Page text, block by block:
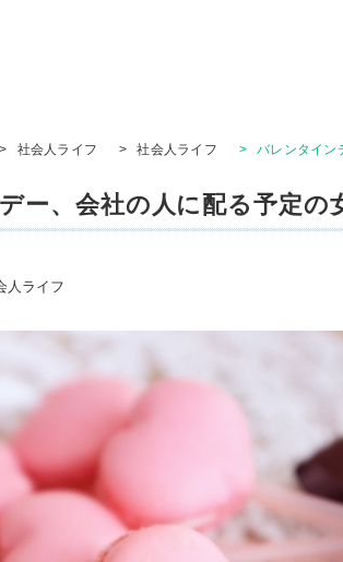
> 社会人ライフ > 社会人ライフ > バレンタイン
ー、会社の人に配る予定の
人ライフ